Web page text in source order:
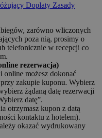
Dopłaty Zasady
zarówno wliczonych
poza nią, prosimy o
telefonicznie w recepcji co
rezerwacja)
online możesz dokonać
zakupie kuponu. Wybierz
żądaną datę rezerwacji
datę”.
otrzymasz kupon z datą
kontaktu z hotelem).
okazać wydrukowany